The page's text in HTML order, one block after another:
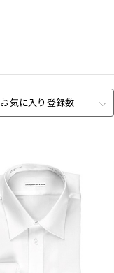
お気に入り登録数